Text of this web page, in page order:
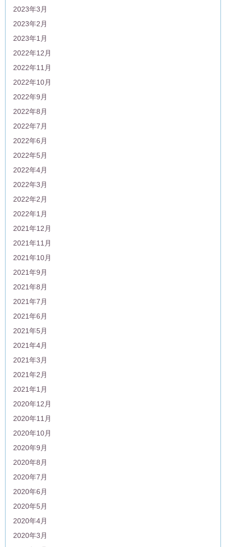
2023年3月
2023年2月
2023年1月
2022年12月
2022年11月
2022年10月
2022年9月
2022年8月
2022年7月
2022年6月
2022年5月
2022年4月
2022年3月
2022年2月
2022年1月
2021年12月
2021年11月
2021年10月
2021年9月
2021年8月
2021年7月
2021年6月
2021年5月
2021年4月
2021年3月
2021年2月
2021年1月
2020年12月
2020年11月
2020年10月
2020年9月
2020年8月
2020年7月
2020年6月
2020年5月
2020年4月
2020年3月